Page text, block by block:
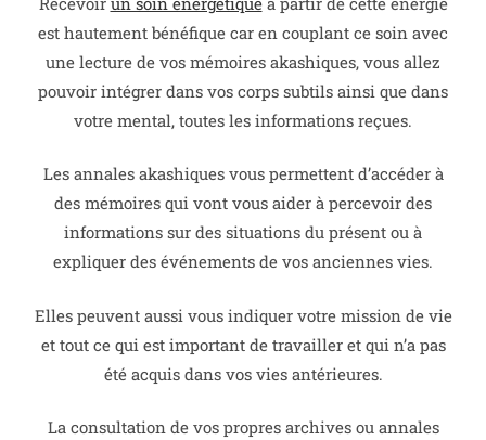
est hautement bénéfique car en couplant ce soin avec
une lecture de vos mémoires akashiques, vous allez
pouvoir intégrer dans vos corps subtils ainsi que dans
votre mental, toutes les informations reçues.
Les annales akashiques vous permettent d’accéder à
des mémoires qui vont vous aider à percevoir des
informations sur des situations du présent ou à
expliquer des événements de vos anciennes vies.
Elles peuvent aussi vous indiquer votre mission de vie
et tout ce qui est important de travailler et qui n’a pas
été acquis dans vos vies antérieures.
La consultation de vos propres archives ou annales